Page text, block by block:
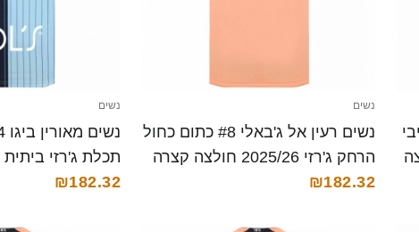
נייבי
חולצה
נשים
נשים רעין אל ג'באלי #8 כתום כחול
הרחק ג'רזי 2025/26 חולצה קצרה
₪182.32
נשים
קצרה
₪182.32